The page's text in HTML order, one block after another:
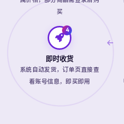
买
即时收货
系统自动发货，订单页直接查
看账号信息，即买即用